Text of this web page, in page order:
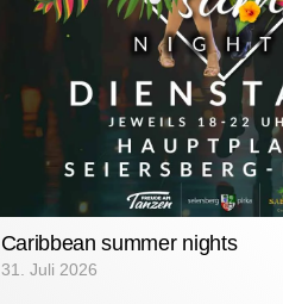
Caribbean summer nights
31. Juli 2026